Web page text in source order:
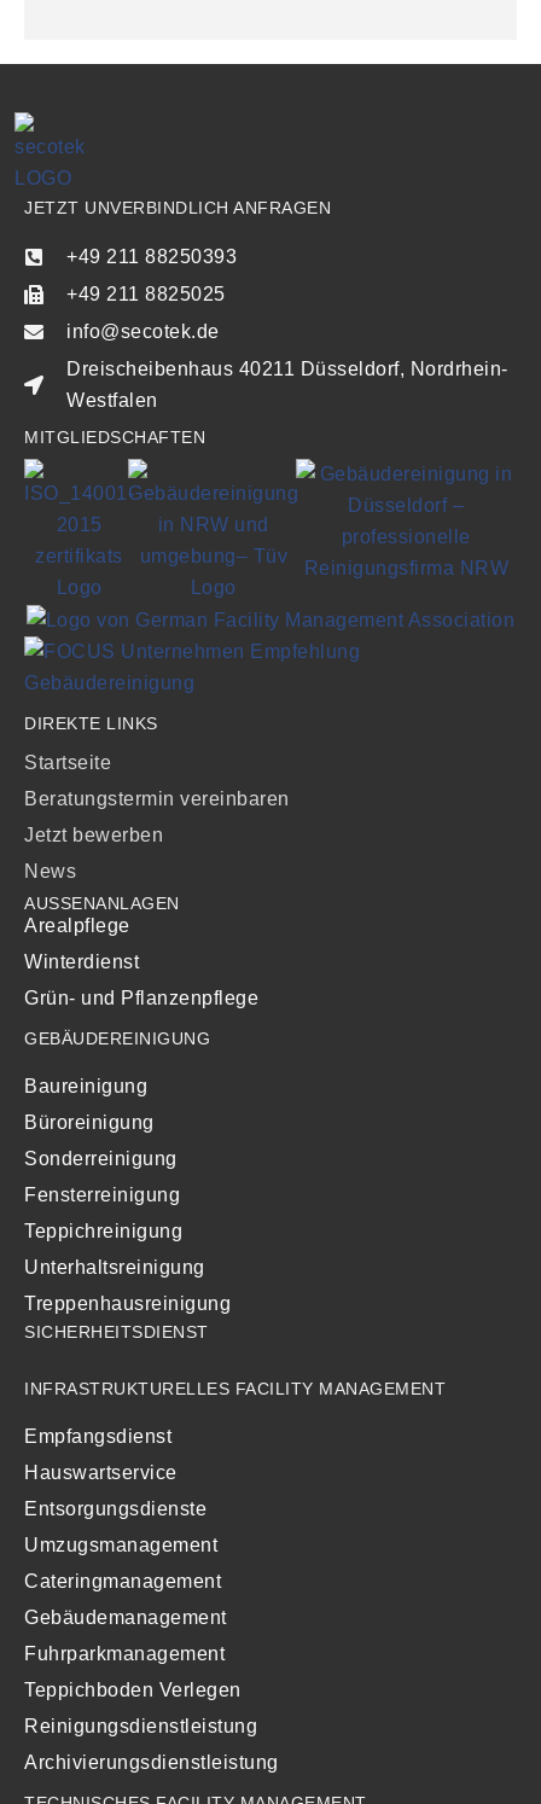
JETZT UNVERBINDLICH ANFRAGEN
+49 211 88250393
+49 211 8825025
info@secotek.de
Dreischeibenhaus 40211 Düsseldorf, Nordrhein-
Westfalen
MITGLIEDSCHAFTEN
DIREKTE LINKS
Startseite
Beratungstermin vereinbaren
Jetzt bewerben
News
AUSSENANLAGEN
Arealpflege
Winterdienst
Grün- und Pflanzenpflege
GEBÄUDEREINIGUNG
Baureinigung
Büroreinigung
Sonderreinigung
Fensterreinigung
Teppichreinigung
Unterhaltsreinigung
Treppenhausreinigung
SICHERHEITSDIENST
INFRASTRUKTURELLES FACILITY MANAGEMENT
Empfangsdienst
Hauswartservice
Entsorgungsdienste
Umzugsmanagement
Cateringmanagement
Gebäudemanagement
Fuhrparkmanagement
Teppichboden Verlegen
Reinigungsdienstleistung
Archivierungsdienstleistung